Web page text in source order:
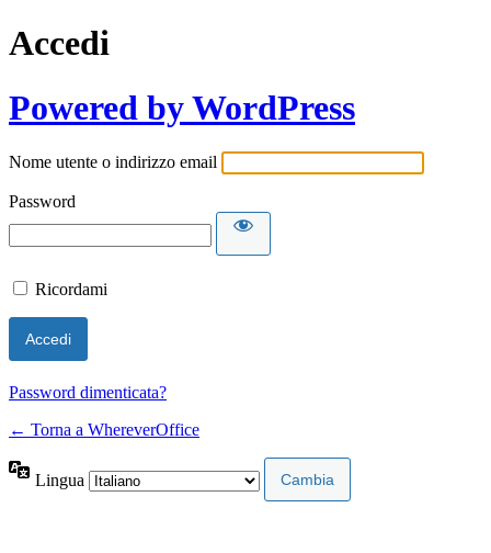
Accedi
Powered by WordPress
Nome utente o indirizzo email
Password
Ricordami
Password dimenticata?
← Torna a WhereverOffice
Lingua